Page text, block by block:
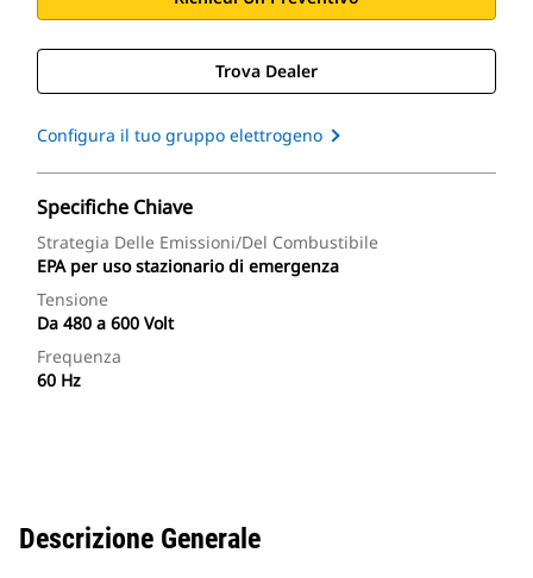
Trova Dealer
Configura il tuo gruppo elettrogeno
Specifiche Chiave
Strategia Delle Emissioni/del Combustibile
EPA per uso stazionario di emergenza
Tensione
Da 480 a 600 Volt
Frequenza
60 Hz
Descrizione Generale